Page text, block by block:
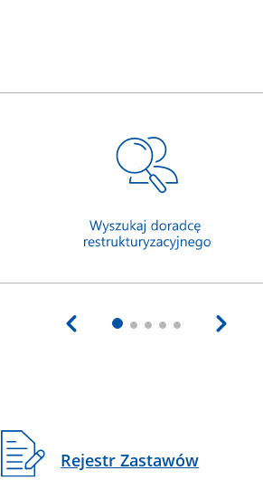
Rejestr Zastawów